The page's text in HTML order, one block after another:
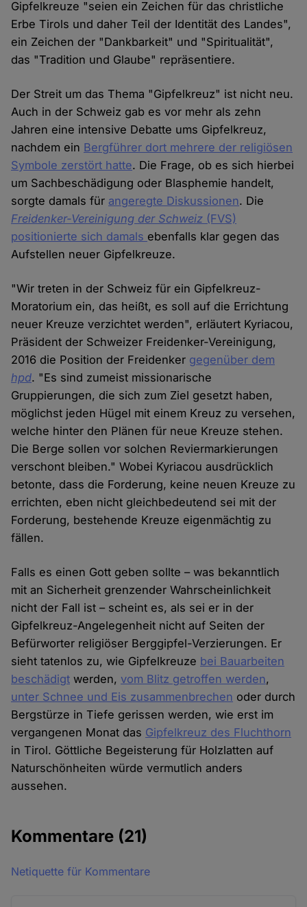
Gipfelkreuze "seien ein Zeichen für das christliche
Erbe Tirols und daher Teil der Identität des Landes",
ein Zeichen der "Dankbarkeit" und "Spiritualität",
das "Tradition und Glaube" repräsentiere.
Der Streit um das Thema "Gipfelkreuz" ist nicht neu.
Auch in der Schweiz gab es vor mehr als zehn
Jahren eine intensive Debatte ums Gipfelkreuz,
nachdem ein Bergführer dort mehrere der religiösen
Symbole zerstört hatte. Die Frage, ob es sich hierbei
um Sachbeschädigung oder Blasphemie handelt,
sorgte damals für angeregte Diskussionen. Die
Freidenker-Vereinigung der Schweiz (FVS)
positionierte sich damals ebenfalls klar gegen das
Aufstellen neuer Gipfelkreuze.
"Wir treten in der Schweiz für ein Gipfelkreuz-
Moratorium ein, das heißt, es soll auf die Errichtung
neuer Kreuze verzichtet werden", erläutert Kyriacou,
Präsident der Schweizer Freidenker-Vereinigung,
2016 die Position der Freidenker gegenüber dem
hpd. "Es sind zumeist missionarische
Gruppierungen, die sich zum Ziel gesetzt haben,
möglichst jeden Hügel mit einem Kreuz zu versehen,
welche hinter den Plänen für neue Kreuze stehen.
Die Berge sollen vor solchen Reviermarkierungen
verschont bleiben." Wobei Kyriacou ausdrücklich
betonte, dass die Forderung, keine neuen Kreuze zu
errichten, eben nicht gleichbedeutend sei mit der
Forderung, bestehende Kreuze eigenmächtig zu
fällen.
Falls es einen Gott geben sollte – was bekanntlich
mit an Sicherheit grenzender Wahrscheinlichkeit
nicht der Fall ist – scheint es, als sei er in der
Gipfelkreuz-Angelegenheit nicht auf Seiten der
Befürworter religiöser Berggipfel-Verzierungen. Er
sieht tatenlos zu, wie Gipfelkreuze bei Bauarbeiten
beschädigt werden,vom Blitz getroffen werden,
unter Schnee und Eis zusammenbrechen oder durch
Bergstürze in Tiefe gerissen werden, wie erst im
vergangenen Monat das Gipfelkreuz des Fluchthorn
in Tirol. Göttliche Begeisterung für Holzlatten auf
Naturschönheiten würde vermutlich anders
aussehen.
Kommentare (21)
Netiquette für Kommentare